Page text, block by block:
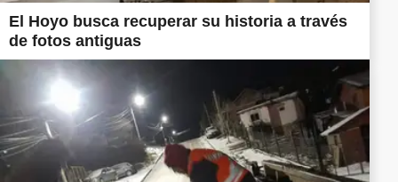
El Hoyo busca recuperar su historia a través
de fotos antiguas